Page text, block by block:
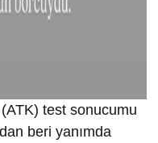
(ATK) test sonucumu
beri yanımda